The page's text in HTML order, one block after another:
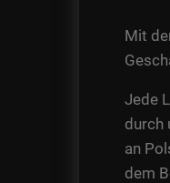
Mit
Jede
durch
an
dem